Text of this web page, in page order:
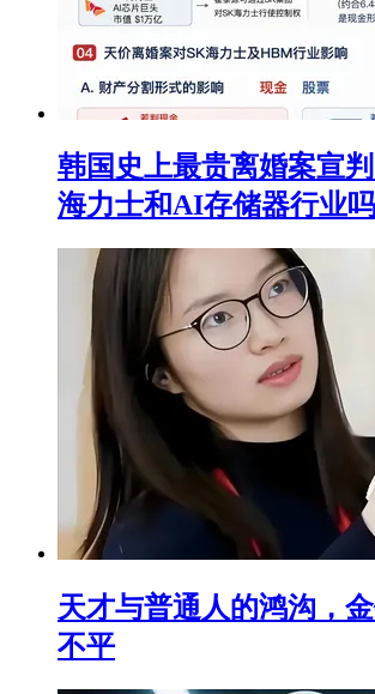
韩国史上最贵离婚案宣
海力士和AI存储器行业
天才与普通人的鸿沟，
不平